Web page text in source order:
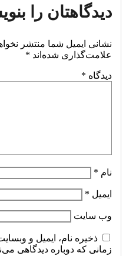
دیدگاهتان را
نشانی ایمیل شما منتشر
علامت‌گذاری شده‌اند *
دیدگاه *
نام *
ایمیل *
وب‌ سایت
ذخیره نام، ایمیل و
زمانی که دوباره دیدگاهی